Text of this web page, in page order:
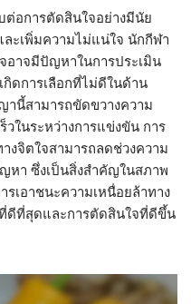
ต่อการตัดสินใจอย่างมีนัย
ะเพิ่มความไม่แน่ใจ นักกีฬา
อาจมีปัญหาในการประเมิน
กิดการเลือกที่ไม่ดีในด้าน
านี้สามารถขัดขวางความ
วในระหว่างการแข่งขัน การ
งจิตใจสามารถลดช่วงความ
หา ซึ่งเป็นสิ่งสำคัญในสภาพ
รเอาชนะความเหนื่อยล้าทาง
ดีที่สุดและการตัดสินใจที่ดีขึ้น